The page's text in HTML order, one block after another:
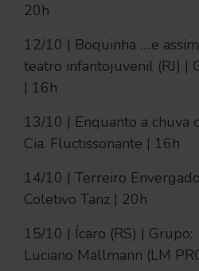
20h
12/10 | Boquinha ….e
teatro infantojuvenil (RJ) |
| 16h
13/10 | Enquanto a chuva
Cia. Fluctissonante | 16h
14/10 | Terreiro
Coletivo Tanz | 20h
15/10 | Ícaro (RS) | Grupo:
Luciano Mallmann (LM